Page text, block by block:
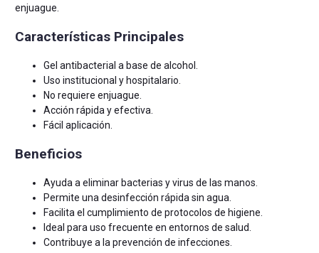
enjuague.
Características Principales
Gel antibacterial a base de alcohol.
Uso institucional y hospitalario.
No requiere enjuague.
Acción rápida y efectiva.
Fácil aplicación.
Beneficios
Ayuda a eliminar bacterias y virus de las manos.
Permite una desinfección rápida sin agua.
Facilita el cumplimiento de protocolos de higiene.
Ideal para uso frecuente en entornos de salud.
Contribuye a la prevención de infecciones.